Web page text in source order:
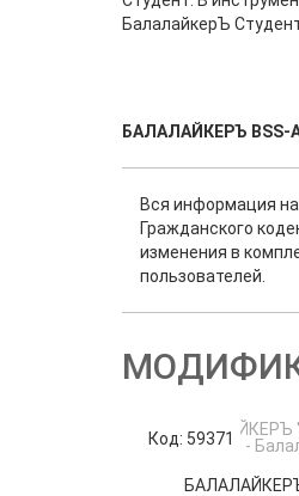
БалалайкерЪ
БАЛАЛАЙКЕРЪ BSS-
Вся информация
Гражданского
изменения в
пользователей.
Код: 59371